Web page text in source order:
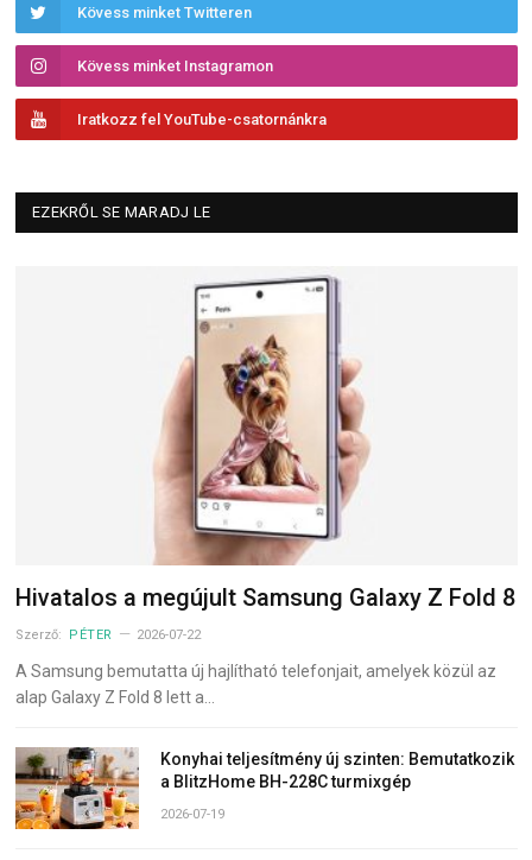
Kövess minket Twitteren
Kövess minket Instagramon
Iratkozz fel YouTube-csatornánkra
EZEKRŐL SE MARADJ LE
Hivatalos a megújult Samsung Galaxy Z Fold 8
Szerző: PÉTER 2026-07-22
A Samsung bemutatta új hajlítható telefonjait, amelyek közül az
alap Galaxy Z Fold 8 lett a…
Konyhai teljesítmény új szinten: Bemutatkozik
a BlitzHome BH-228C turmixgép
2026-07-19